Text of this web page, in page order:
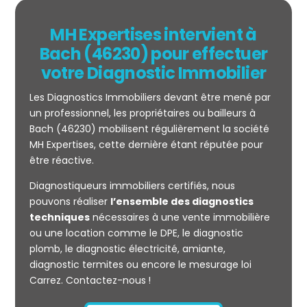
Mesurage
CARREZ
MH Expertises intervient à
Bach (46230) pour effectuer
votre Diagnostic Immobilier
Les Diagnostics Immobiliers devant être mené par
un professionnel, les propriétaires ou bailleurs à
Bach (46230) mobilisent régulièrement la société
MH Expertises, cette dernière étant réputée pour
être réactive.
Diagnostiqueurs immobiliers certifiés, nous
pouvons réaliser l’ensemble des diagnostics
techniquesnécessaires à une vente immobilière
ou une location comme le DPE, le diagnostic
plomb, le diagnostic électricité, amiante,
diagnostic termites ou encore le mesurage loi
Carrez. Contactez-nous !